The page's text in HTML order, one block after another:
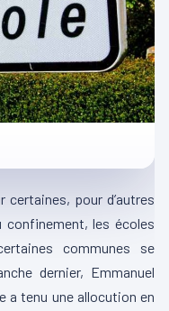
certaines, pour d’autres
confinement, les écoles
communes se
dernier, Emmanuel
a tenu une allocution en